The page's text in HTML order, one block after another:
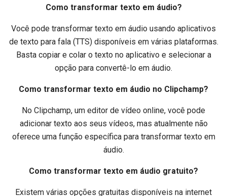
Como transformar texto em áudio?
Você pode transformar texto em áudio usando aplicativos
de texto para fala (TTS) disponíveis em várias plataformas.
Basta copiar e colar o texto no aplicativo e selecionar a
opção para convertê-lo em áudio.
Como transformar texto em áudio no Clipchamp?
No Clipchamp, um editor de vídeo online, você pode
adicionar texto aos seus vídeos, mas atualmente não
oferece uma função específica para transformar texto em
áudio.
Como transformar texto em áudio gratuito?
Existem várias opções gratuitas disponíveis na internet